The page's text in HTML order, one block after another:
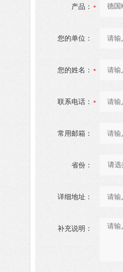
产品：
您的单位：
您的姓名：
联系电话：
常用邮箱：
省份：
详细地址：
补充说明：